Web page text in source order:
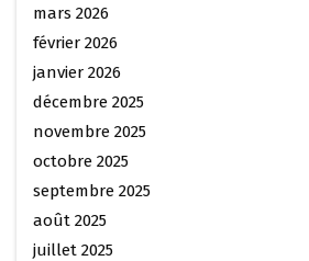
mars 2026
février 2026
janvier 2026
décembre 2025
novembre 2025
octobre 2025
septembre 2025
août 2025
juillet 2025